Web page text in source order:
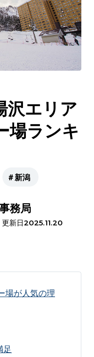
沢エリア
場ランキ
＃新潟
務局
更新日2025.11.20
場が人気の理
足